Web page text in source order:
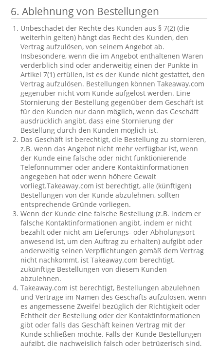
6. Ablehnung von Bestellungen
Unbeschadet der Rechte des Kunden aus § 7(2) (die
weiterhin gelten) hängt das Recht des Kunden, den
Vertrag aufzulösen, von seinem Angebot ab.
Insbesondere, wenn die im Angebot enthaltenen Waren
verderblich sind oder anderweitig einen der Punkte in
Artikel 7(1) erfüllen, ist es der Kunde nicht gestattet, den
Vertrag aufzulösen. Bestellungen können Takeaway.com
gegenüber nicht vom Kunde aufgelöst werden. Eine
Stornierung der Bestellung gegenüber dem Geschäft ist
für den Kunden nur dann möglich, wenn das Geschäft
ausdrücklich angibt, dass eine Stornierung der
Bestellung durch den Kunden möglich ist.
Das Geschäft ist berechtigt, die Bestellung zu stornieren,
z.B. wenn das Angebot nicht mehr verfügbar ist, wenn
der Kunde eine falsche oder nicht funktionierende
Telefonnummer oder andere Kontaktinformationen
angegeben hat oder wenn höhere Gewalt
vorliegt.Takeaway.com ist berechtigt, alle (künftigen)
Bestellungen von der Kunde abzulehnen, sollten
entsprechende Gründe vorliegen.
Wenn der Kunde eine falsche Bestellung (z.B. indem er
falsche Kontaktinformationen angibt, indem er nicht
bezahlt oder nicht am Lieferungs- oder Abholungsort
anwesend ist, um den Auftrag zu erhalten) aufgibt oder
anderweitig seinen Verpflichtungen gemäß dem Vertrag
nicht nachkommt, ist Takeaway.com berechtigt,
zukünftige Bestellungen von diesem Kunden
abzulehnen.
Takeaway.com ist berechtigt, Bestellungen abzulehnen
und Verträge im Namen des Geschäfts aufzulösen, wenn
es angemessene Zweifel bezüglich der Richtigkeit oder
Echtheit der Bestellung oder der Kontaktinformationen
gibt oder falls das Geschäft keinen Vertrag mit der
Kunde schließen möchte. Falls der Kunde Bestellungen
aufgibt, die nachweislich falsch oder betrügerisch sind,